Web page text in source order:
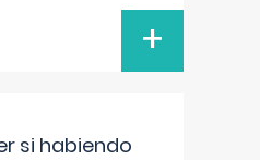
+
si habiendo